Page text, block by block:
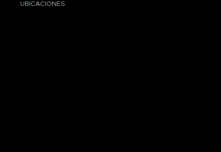
UBICACIONES